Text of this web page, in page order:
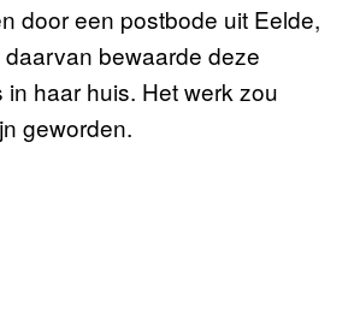
door een postbode uit Eelde,
bewaarde deze
in haar huis. Het werk zou
geworden.